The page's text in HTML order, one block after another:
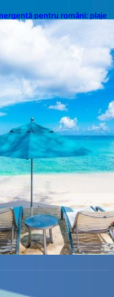
pentru români: plaje
și prețuri accesibile